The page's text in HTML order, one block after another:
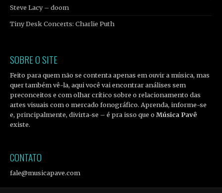
Steve Lacy – doom
Tiny Desk Concerts: Charlie Puth
SOBRE O SITE
Feito para quem não se contenta apenas em ouvir a música, mas
quer também vê-la, aqui você vai encontrar análises sem
preconceitos e com olhar crítico sobre o relacionamento das
artes visuais com o mercado fonográfico. Aprenda, informe-se
e, principalmente, divirta-se – é pra isso que oMúsica Pavê
existe.
CONTATO
fale@musicapave.com